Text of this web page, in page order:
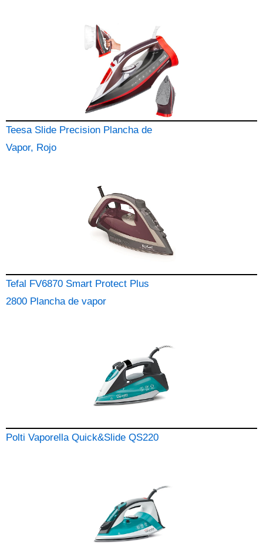
Teesa Slide Precision Plancha de
Vapor, Rojo
Tefal FV6870 Smart Protect Plus
2800 Plancha de vapor
Polti Vaporella Quick&Slide QS220